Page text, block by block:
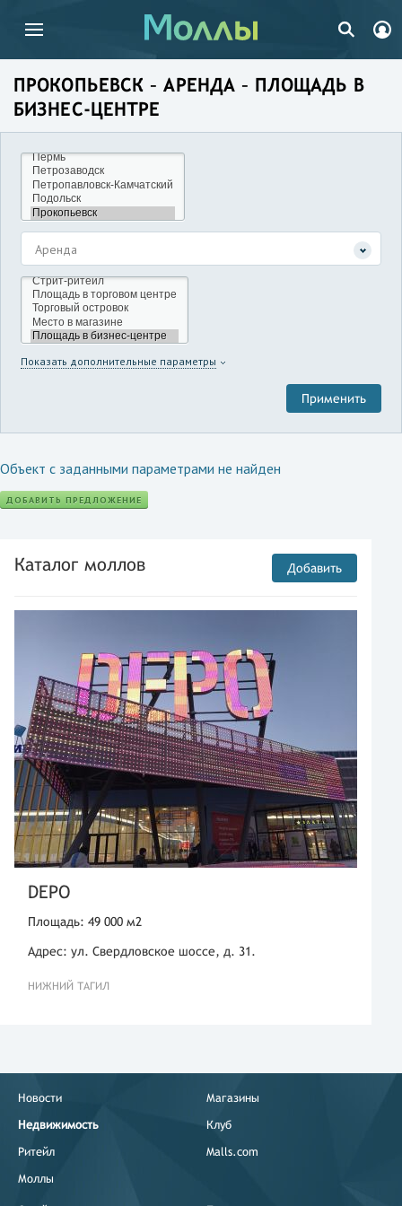
ПРОКОПЬЕВСК – АРЕНДА – ПЛОЩАДЬ В
БИЗНЕС-ЦЕНТРЕ
Аренда
Показать дополнительные параметры
Объект с заданными параметрами не найден
ДОБАВИТЬ ПРЕДЛОЖЕНИЕ
Каталог моллов Добавить
DEPO
Площадь: 49 000 м2
Адрес: ул. Свердловское шоссе, д. 31.
НИЖНИЙ ТАГИЛ
Новости
Недвижимость
Ритейл
Моллы
Магазины
Клуб
Malls.com